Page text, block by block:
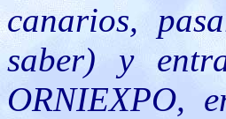
canarios,
saber) y
ORNIEXPO,